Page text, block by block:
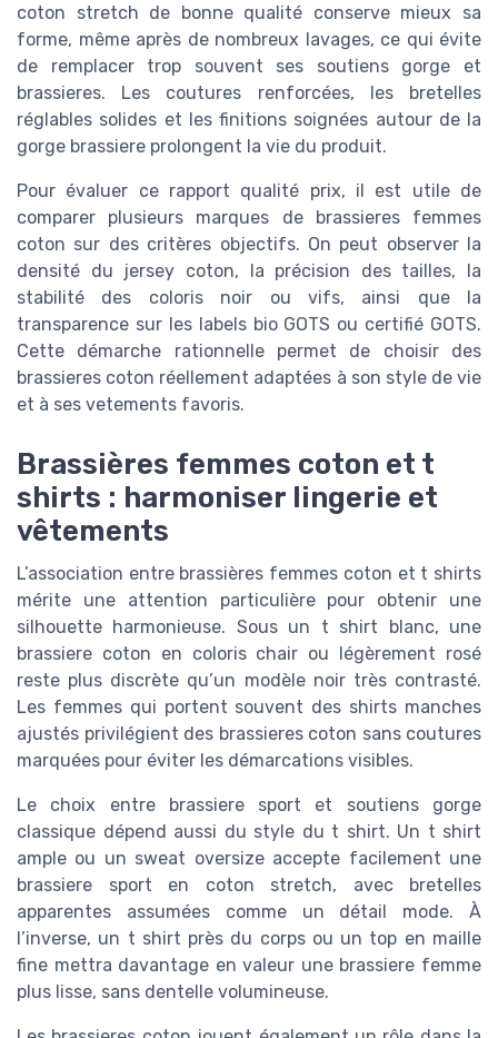
coton stretch de bonne qualité conserve mieux sa
forme, même après de nombreux lavages, ce qui évite
de remplacer trop souvent ses soutiens gorge et
brassieres. Les coutures renforcées, les bretelles
réglables solides et les finitions soignées autour de la
gorge brassiere prolongent la vie du produit.
Pour évaluer ce rapport qualité prix, il est utile de
comparer plusieurs marques de brassieres femmes
coton sur des critères objectifs. On peut observer la
densité du jersey coton, la précision des tailles, la
stabilité des coloris noir ou vifs, ainsi que la
transparence sur les labels bio GOTS ou certifié GOTS.
Cette démarche rationnelle permet de choisir des
brassieres coton réellement adaptées à son style de vie
et à ses vetements favoris.
Brassières femmes coton et t
shirts : harmoniser lingerie et
vêtements
L’association entre brassières femmes coton et t shirts
mérite une attention particulière pour obtenir une
silhouette harmonieuse. Sous un t shirt blanc, une
brassiere coton en coloris chair ou légèrement rosé
reste plus discrète qu’un modèle noir très contrasté.
Les femmes qui portent souvent des shirts manches
ajustés privilégient des brassieres coton sans coutures
marquées pour éviter les démarcations visibles.
Le choix entre brassiere sport et soutiens gorge
classique dépend aussi du style du t shirt. Un t shirt
ample ou un sweat oversize accepte facilement une
brassiere sport en coton stretch, avec bretelles
apparentes assumées comme un détail mode. À
l’inverse, un t shirt près du corps ou un top en maille
fine mettra davantage en valeur une brassiere femme
plus lisse, sans dentelle volumineuse.